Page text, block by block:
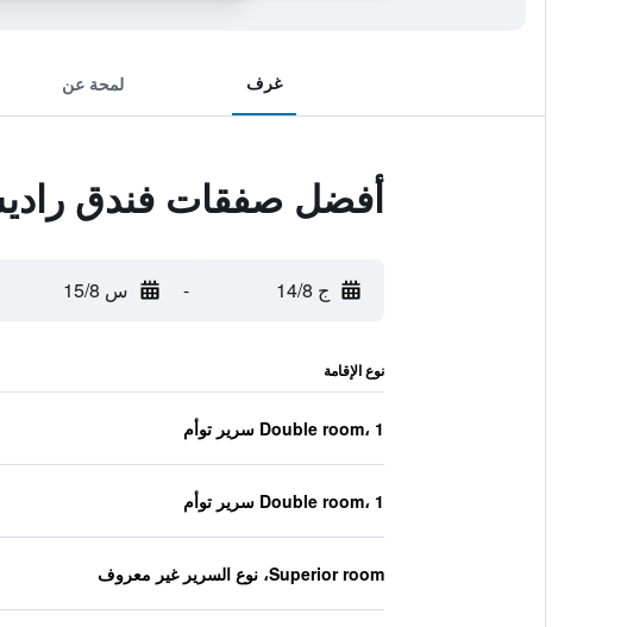
غرف لمحة عن
أفضل صفقات فندق
ج 14/8 - س 15/8
نوع الإقامة
Double room، 1 سرير توأم
Double room، 1 سرير توأم
Superior room، نوع السرير غير معروف